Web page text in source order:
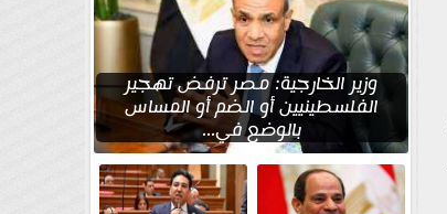
وزير الخارجية: مصر ترفض تهجير
الفلسطينيين أو الضم أو المساس
بالوضع في...